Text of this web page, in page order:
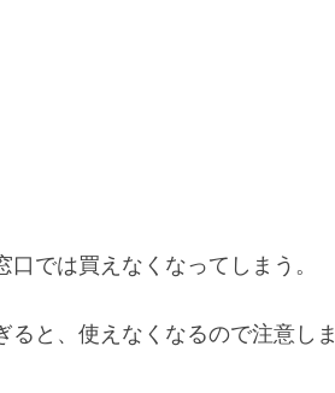
では買えなくなってしまう。
と、使えなくなるので注意しま